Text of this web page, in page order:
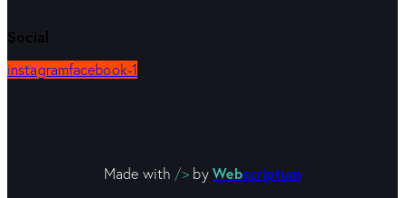
Social
instagramfacebook-1
Made with /> by Webscriptum